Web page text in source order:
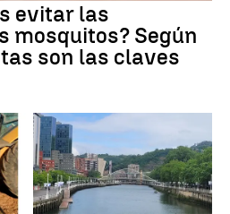
evitar las
mosquitos? Según
son las claves